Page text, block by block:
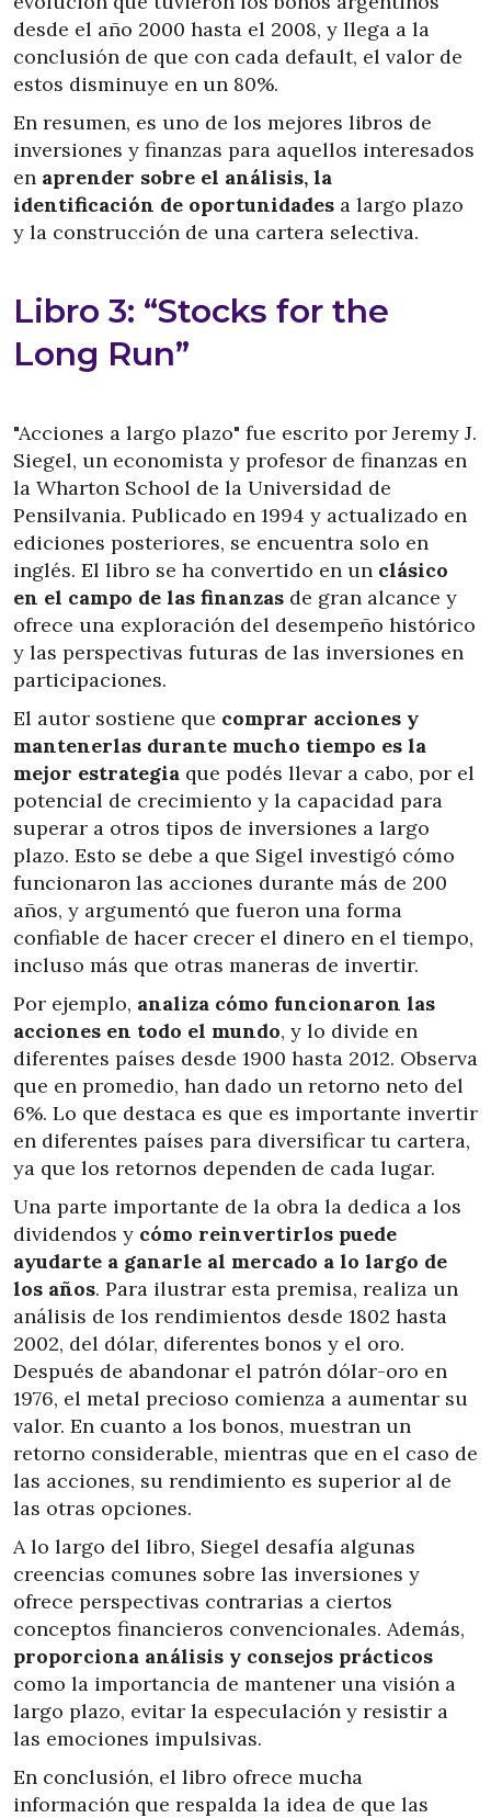
desde el año 2000 hasta el 2008, y llega a la
conclusión de que con cada default, el valor de
estos disminuye en un 80%.
En resumen, es uno de los mejores libros de
inversiones y finanzas para aquellos interesados
en aprender sobre el análisis, la
identificación de oportunidades a largo plazo
y la construcción de una cartera selectiva.
Libro 3: “Stocks for the
Long Run”
"Acciones a largo plazo" fue escrito por Jeremy J.
Siegel, un economista y profesor de finanzas en
la Wharton School de la Universidad de
Pensilvania. Publicado en 1994 y actualizado en
ediciones posteriores, se encuentra solo en
inglés. El libro se ha convertido en un clásico
en el campo de las finanzas de gran alcance y
ofrece una exploración del desempeño histórico
y las perspectivas futuras de las inversiones en
participaciones.
El autor sostiene que comprar acciones y
mantenerlas durante mucho tiempo es la
mejor estrategia que podés llevar a cabo, por el
potencial de crecimiento y la capacidad para
superar a otros tipos de inversiones a largo
plazo. Esto se debe a que Sigel investigó cómo
funcionaron las acciones durante más de 200
años, y argumentó que fueron una forma
confiable de hacer crecer el dinero en el tiempo,
incluso más que otras maneras de invertir.
Por ejemplo, analiza cómo funcionaron las
acciones en todo el mundo, y lo divide en
diferentes países desde 1900 hasta 2012. Observa
que en promedio, han dado un retorno neto del
6%. Lo que destaca es que es importante invertir
en diferentes países para diversificar tu cartera,
ya que los retornos dependen de cada lugar.
Una parte importante de la obra la dedica a los
dividendos y cómo reinvertirlos puede
ayudarte a ganarle al mercado a lo largo de
los años. Para ilustrar esta premisa, realiza un
análisis de los rendimientos desde 1802 hasta
2002, del dólar, diferentes bonos y el oro.
Después de abandonar el patrón dólar-oro en
1976, el metal precioso comienza a aumentar su
valor. En cuanto a los bonos, muestran un
retorno considerable, mientras que en el caso de
las acciones, su rendimiento es superior al de
las otras opciones.
A lo largo del libro, Siegel desafía algunas
creencias comunes sobre las inversiones y
ofrece perspectivas contrarias a ciertos
conceptos financieros convencionales. Además,
proporciona análisis y consejos prácticos
como la importancia de mantener una visión a
largo plazo, evitar la especulación y resistir a
las emociones impulsivas.
En conclusión, el libro ofrece mucha
información que respalda la idea de que las